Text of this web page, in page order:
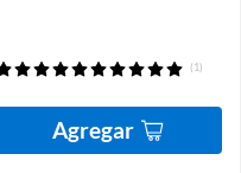
(1)
Agregar